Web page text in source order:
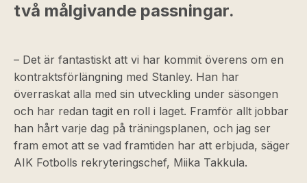
två målgivande passningar.
– Det är fantastiskt att vi har kommit överens om en
kontraktsförlängning med Stanley. Han har
överraskat alla med sin utveckling under säsongen
och har redan tagit en roll i laget. Framför allt jobbar
han hårt varje dag på träningsplanen, och jag ser
fram emot att se vad framtiden har att erbjuda, säger
AIK Fotbolls rekryteringschef, Miika Takkula.